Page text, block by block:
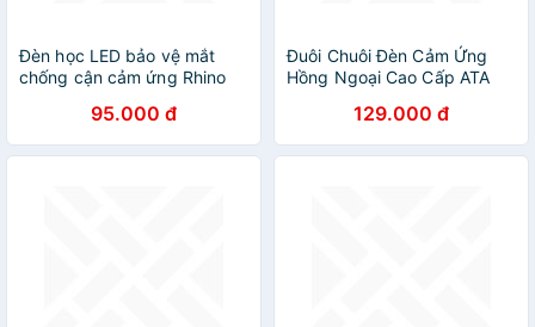
Đèn học LED bảo vệ mắt
chống cận cảm ứng Rhino
việc, để bàn học
95.000 đ
Đuôi Chuôi Đèn Cảm Ứng
Hồng Ngoại Cao Cấp ATA
Người, Có Thể Điều Chỉnh
Thời Gian.
129.000 đ